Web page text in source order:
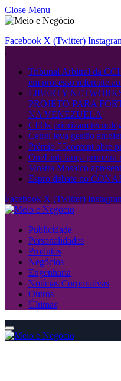
Close Menu
Facebook X (Twitter)
.
Tribunal Arbitral da CCI
em processo referente
LIBERTY
PROJETO PARA
NA VENEZUELA
CFOs priorizam
Cetrel leva gestão
Prêmio 55content abre
OneLink lança primeira
Mostra Mosaico
Espro debate no
Facebook X (Twitter)
Publicidade
Personalidades
Produtos
Negócios
Engenharia
Notícias Corporativas
Outros
Últimas